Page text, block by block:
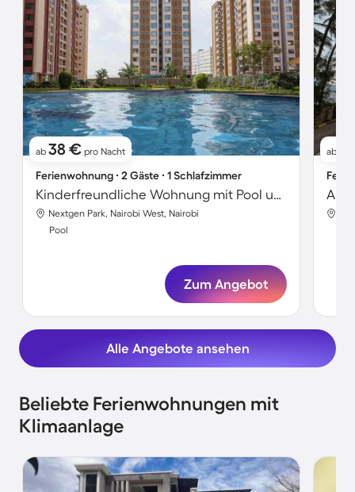
ab 38 € pro Nacht
Ferienwohnung ∙ 2 Gäste ∙ 1 Schlafzimmer
Kinderfreundliche Wohnung mit Pool und Garten
Nextgen Park, Nairobi West, Nairobi
Pool
Zum Angebot
ab
Alle Angebote ansehen
Beliebte Ferienwohnungen mit
Klimaanlage